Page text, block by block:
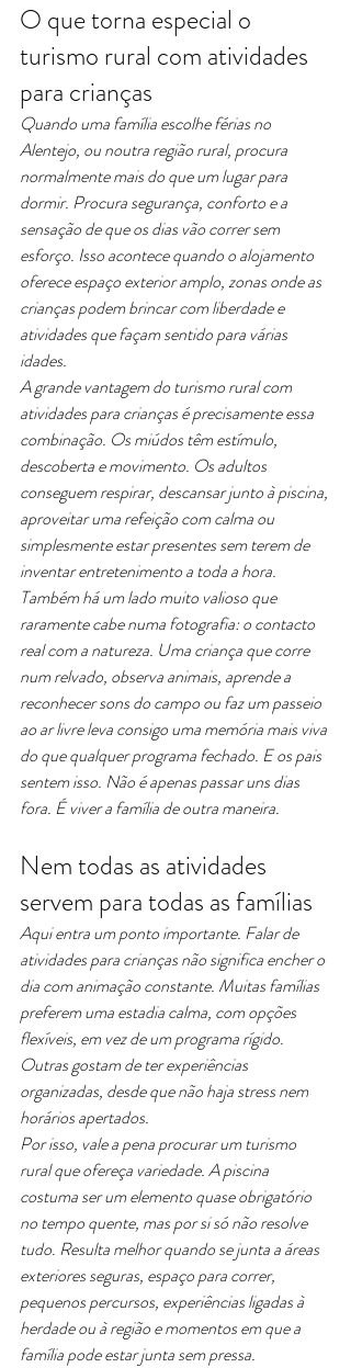
O que torna especial o
turismo rural com atividades
para crianças
Quando uma família escolhe férias no
Alentejo, ou noutra região rural, procura
normalmente mais do que um lugar para
dormir. Procura segurança, conforto e a
sensação de que os dias vão correr sem
esforço. Isso acontece quando o alojamento
oferece espaço exterior amplo, zonas onde as
crianças podem brincar com liberdade e
atividades que façam sentido para várias
idades.
A grande vantagem do turismo rural com
atividades para crianças é precisamente essa
combinação. Os miúdos têm estímulo,
descoberta e movimento. Os adultos
conseguem respirar, descansar junto à piscina,
aproveitar uma refeição com calma ou
simplesmente estar presentes sem terem de
inventar entretenimento a toda a hora.
Também há um lado muito valioso que
raramente cabe numa fotografia: o contacto
real com a natureza. Uma criança que corre
num relvado, observa animais, aprende a
reconhecer sons do campo ou faz um passeio
ao ar livre leva consigo uma memória mais viva
do que qualquer programa fechado. E os pais
sentem isso. Não é apenas passar uns dias
fora. É viver a família de outra maneira.
Nem todas as atividades
servem para todas as famílias
Aqui entra um ponto importante. Falar de
atividades para crianças não significa encher o
dia com animação constante. Muitas famílias
preferem uma estadia calma, com opções
flexíveis, em vez de um programa rígido.
Outras gostam de ter experiências
organizadas, desde que não haja stress nem
horários apertados.
Por isso, vale a pena procurar um turismo
rural que ofereça variedade. A piscina
costuma ser um elemento quase obrigatório
no tempo quente, mas por si só não resolve
tudo. Resulta melhor quando se junta a áreas
exteriores seguras, espaço para correr,
pequenos percursos, experiências ligadas à
herdade ou à região e momentos em que a
família pode estar junta sem pressa.